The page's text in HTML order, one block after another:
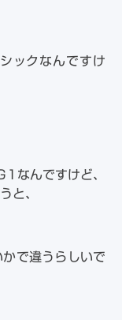
ックなんですけ
1なんですけど、
と、
で違うらしいで